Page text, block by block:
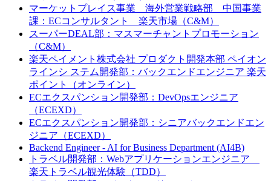
マーケットプレイス事業 海外営業戦略部 中国事業
課：ECコンサルタント 楽天市場（C&M）
スーパーDEAL部：マスマーチャントプロモーション
（C&M）
楽天ペイメント株式会社 プロダクト開発本部 ペイオン
ラインシ ステム開発部：バックエンドエンジニア 楽天
ポイント（オンライン）
ECエクスパンション開発部：DevOpsエンジニア
（ECEXD）
ECエクスパンション開発部：シニアバックエンドエン
ジニア（ECEXD）
Backend Engineer - AI for Business Department (AI4B)
トラベル開発部：Webアプリケーションエンジニア
楽天トラベル観光体験（TDD）